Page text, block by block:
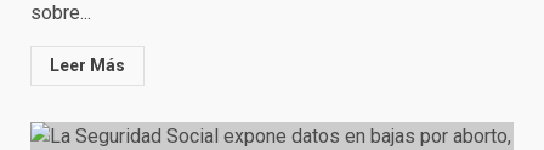
sobre...
Leer Más